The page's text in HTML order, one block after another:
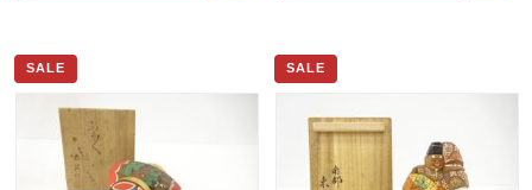
SALE SALE